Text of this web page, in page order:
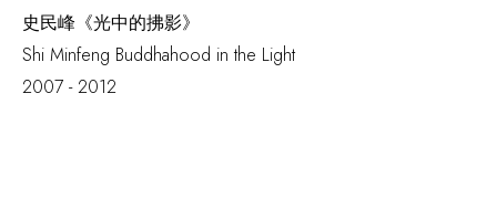
史民峰《光中的拂影》
Shi Minfeng Buddhahood in the Light
2007 - 2012